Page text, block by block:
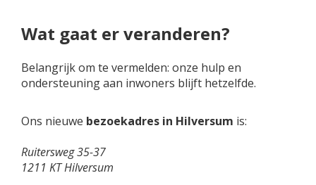
Wat gaat er veranderen?
Belangrijk om te vermelden: onze hulp en
ondersteuning aan inwoners blijft hetzelfde.
Ons nieuwe bezoekadres in Hilversum is:
Ruitersweg 35-37
1211 KT Hilversum